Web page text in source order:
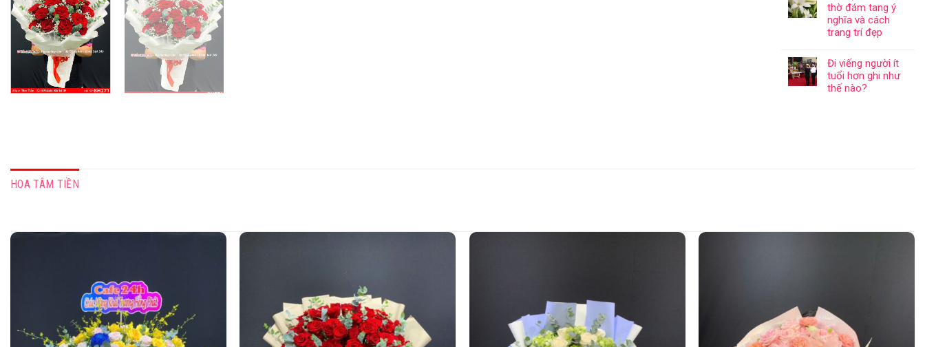
thờ đám tang ý
nghĩa và cách
trang trí đẹp
Đi viếng người ít
tuổi hơn ghi như
thế nào?
HOA TÂM TIỀN